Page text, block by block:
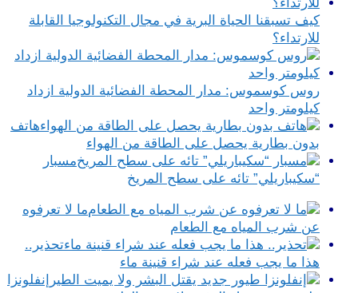
كيف تسبقنا الحياة البرية في مجال التكنولوجيا القابلة
للارتداء؟
روس كوسموس: مدار المحطة الفضائية الدولية ازداد
كيلومتر واحد
هاتف
بدون بطارية يحصل على الطاقة من الهواء
مسبار
“سكيباريلي” تائه على سطح المريخ
ما لا تعرفوه
عن شرب المياه مع الطعام
تحذير..
هذا ما يجب فعله عند شراء قنينة ماء
إنفلونزا